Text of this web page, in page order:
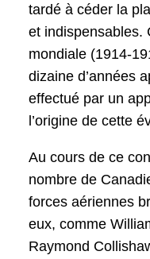
tardé à céder la
et indispensables.
mondiale (1914-
dizaine d’années
effectué par un
l’origine de cette
Au cours de ce
nombre de
forces aériennes
eux, comme
Raymond